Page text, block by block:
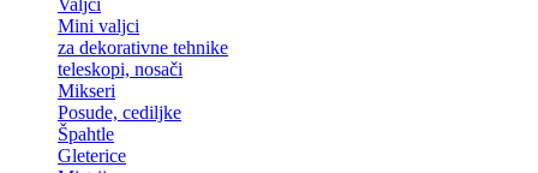
Mini valjci
za dekorativne tehnike
teleskopi, nosači
Mikseri
Posude, cediljke
Špahtle
Gleterice